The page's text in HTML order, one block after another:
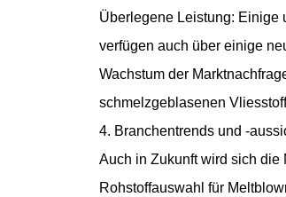
Überlegene Leistung: Einige
verfügen auch über einige
Wachstum der
schmelzgeblasenen
4. Branchentrends und -
Auch in Zukunft wird sich
Rohstoffauswahl für